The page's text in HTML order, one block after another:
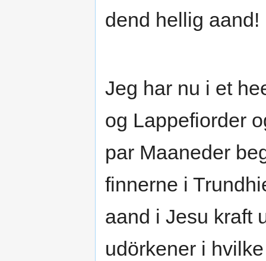
dend hellig aand!
Jeg har nu i et
og Lappefiorder
par Maaneder
finnerne i
aand i Jesu kraft
udörkener i